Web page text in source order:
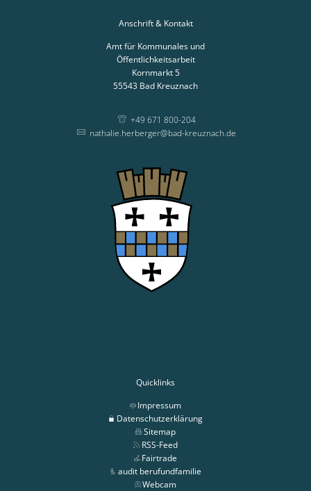
Anschrift & Kontakt
Amt für Kommunales und
Öffentlichkeitsarbeit
Kornmarkt 5
55543 Bad Kreuznach
+49 671 800-204
nathalie.herberger@bad-kreuznach.de
Quicklinks
Impressum
Datenschutzerklärung
Sitemap
RSS-Feed
Fairtrade
audit berufundfamilie
Webcam